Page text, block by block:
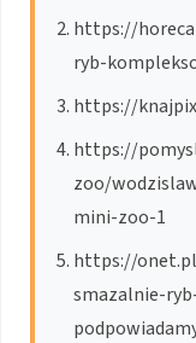
https://
ryb-
https://
https://
zoo/
mini-zoo-1
https://
smazalnie-